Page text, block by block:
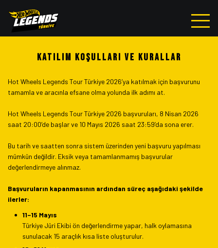
KATILIM KOŞULLARI VE KURALLAR
Hot Wheels Legends Tour Türkiye 2026’ya katılmak için başvurunu
tamamla ve aracınla efsane olma yolunda ilk adımı at.
Hot Wheels Legends Tour Türkiye 2026 başvuruları, 8 Nisan 2026
saat 20:00’de başlar ve 10 Mayıs 2026 saat 23:59’da sona erer.
Bu tarih ve saatten sonra sistem üzerinden yeni başvuru yapılması
mümkün değildir. Eksik veya tamamlanmamış başvurular
değerlendirmeye alınmaz.
Başvuruların kapanmasının ardından süreç aşağıdaki şekilde
ilerler:
11–15 Mayıs
Türkiye Jüri Ekibi ön değerlendirme yapar, halk oylamasına
sunulacak 15 araçlık kısa liste oluşturulur.